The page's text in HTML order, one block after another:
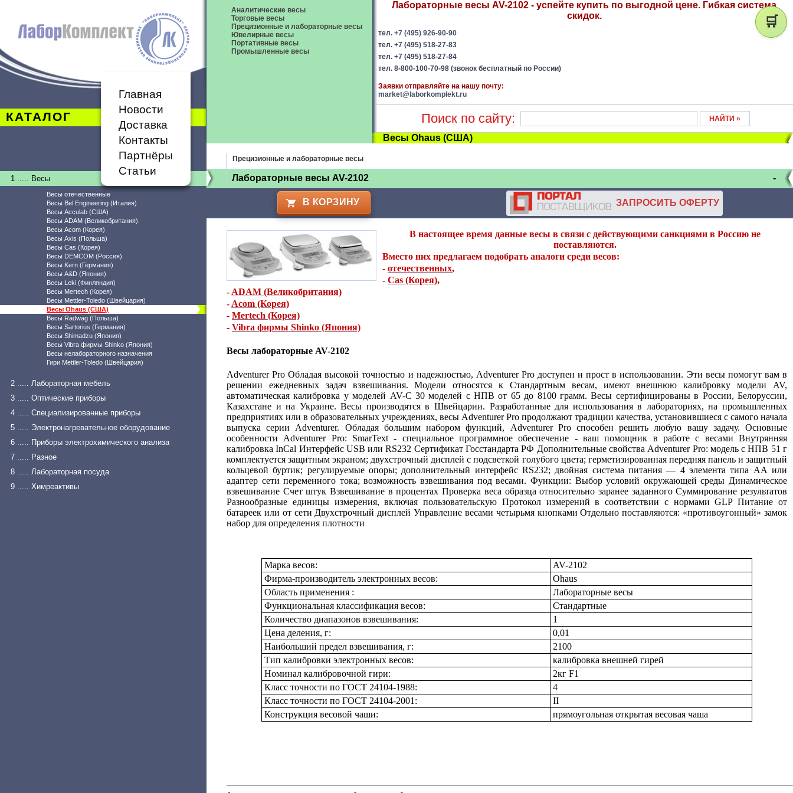
КАТАЛОГ
Главная
Новости
Доставка
Контакты
Партнёры
Статьи
1 ..... Весы
Весы отечественные
Весы Bel Engineering (Италия)
Весы Acculab (США)
Весы ADAM (Великобритания)
Весы Acom (Корея)
Весы Axis (Польша)
Весы Cas (Корея)
Весы DEMCOM (Россия)
Весы Kern (Германия)
Весы A&D (Япония)
Весы Leki (Финляндия)
Весы Mertech (Корея)
Весы Mettler-Toledo (Швейцария)
Весы Ohaus (США)
Весы Radwag (Польша)
Весы Sartorius (Германия)
Весы Shimadzu (Япония)
Весы Vibra фирмы Shinko (Япония)
Весы нелабораторного назначения
Гири Mettler-Toledo (Швейцария)
2 ..... Лабораторная мебель
3 ..... Оптические приборы
4 ..... Специализированные приборы
5 ..... Электронагревательное оборудование
6 ..... Приборы электрохимического анализа
7 ..... Разное
8 ..... Лабораторная посуда
9 ..... Химреактивы
Аналитические весы
Торговые весы
Прецизионные и лабораторные весы
Ювелирные весы
Портативные весы
Промышленные весы
Лабораторные весы AV-2102 - успейте купить по выгодной цене. Гибкая система
скидок.
тел. +7 (495) 926-90-90
тел. +7 (495) 518-27-83
тел. +7 (495) 518-27-84
тел. 8-800-100-70-98 (звонок бесплатный по России)
Заявки отправляйте на нашу почту:
market@laborkomplekt.ru
Поиск по сайту:
Весы Ohaus (США)
Прецизионные и лабораторные весы
Лабораторные весы AV-2102 -
В КОРЗИНУ ЗАПРОСИТЬ ОФЕРТУ
В настоящее время данные весы в связи с действующими санкциями в Россию не
поставляются.
Вместо них предлагаем подобрать аналоги среди весов:
- отечественных,
- Cas (Корея),
- ADAM (Великобритания)
- Acom (Корея)
- Mertech (Корея)
- Vibra фирмы Shinko (Япония)
Весы лабораторные AV-2102
Adventurer Pro Обладая высокой точностью и надежностью, Adventurer Pro доступен и прост в использовании. Эти весы помогут вам в
решении ежедневных задач взвешивания. Модели относятся к Стандартным весам, имеют внешнюю калибровку модели AV,
автоматическая калибровка у моделей AV-C 30 моделей с НПВ от 65 до 8100 грамм. Весы сертифицированы в России, Белоруссии,
Казахстане и на Украине. Весы производятся в Швейцарии. Разработанные для использования в лабораториях, на промышленных
предприятиях или в образовательных учреждениях, весы Adventurer Pro продолжают традиции качества, установившиеся с самого начала
выпуска серии Adventurer. Обладая большим набором функций, Adventurer Pro способен решить любую вашу задачу. Основные
особенности Adventurer Pro: SmarText - специальное программное обеспечение - ваш помощник в работе с весами Внутрянняя
калибровка InCal Интерфейс USB или RS232 Сертификат Госстандарта РФ Дополнительные свойства Adventurer Pro: модель с НПВ 51 г
комплектуется защитным экраном; двухстрочный дисплей с подсветкой голубого цвета; герметизированная передняя панель и защитный
кольцевой буртик; регулируемые опоры; дополнительный интерфейс RS232; двойная система питания — 4 элемента типа АА или
адаптер сети переменного тока; возможность взвешивания под весами. Функции: Выбор условий окружающей среды Динамическое
взвешивание Счет штук Взвешивание в процентах Проверка веса образца относительно заранее заданного Суммирование результатов
Разнообразные единицы измерения, включая пользовательскую Протокол измерений в соответствии с нормами GLP Питание от
батареек или от сети Двухстрочный дисплей Управление весами четырьмя кнопками Отдельно поставляются: «противоугонный» замок
набор для определения плотности
Марка весов:
AV-2102
Фирма-производитель электронных весов:
Ohaus
Область применения :
Лабораторные весы
Функциональная классификация весов:
Стандартные
Количество диапазонов взвешивания:
1
Цена деления, г:
0,01
Наибольший предел взвешивания, г:
2100
Тип калибровки электронных весов:
калибровка внешней гирей
Номинал калибровочной гири:
2кг F1
Класс точности по ГОСТ 24104-1988:
4
Класс точности по ГОСТ 24104-2001:
II
Конструкция весовой чаши:
прямоугольная открытая весовая чаша
🛒